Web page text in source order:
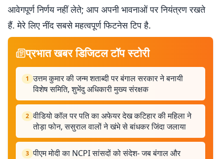
आवेगपूर्ण निर्णय नहीं लेते; आप अपनी भावनाओं पर नियंत्रण रखते
हैं. मेरे लिए नींद सबसे महत्वपूर्ण फिटनेस टिप है.
प्रभात खबर डिजिटल टॉप स्टोरी
1 उत्तम कुमार की जन्म शताब्दी पर बंगाल सरकार ने बनायी
विशेष समिति, शुभेंदु अधिकारी मुख्य संरक्षक
2 वीडियो कॉल पर पति का अफेयर देख कटिहार की महिला ने
तोड़ा फोन, ससुराल वालों ने खंभे से बांधकर जिंदा जलाया
3 पीएम मोदी का NCPI सांसदों को संदेश- जब बंगाल और